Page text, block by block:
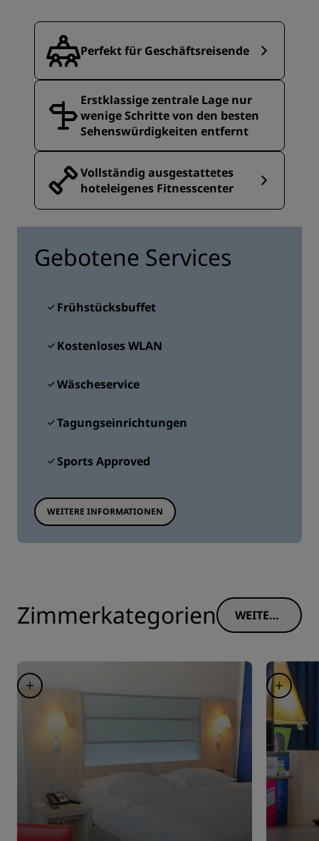
Perfekt für Geschäftsreisende
Erstklassige zentrale Lage nur
wenige Schritte von den besten
Sehenswürdigkeiten entfernt
Vollständig ausgestattetes
hoteleigenes Fitnesscenter
Gebotene Services
Frühstücksbuffet
Kostenloses WLAN
Wäscheservice
Tagungseinrichtungen
Sports Approved
WEITERE INFORMATIONEN
Zimmerkategorien
WEITERE
INFORM